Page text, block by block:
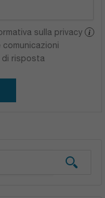
sulla privacy i
comunicazioni
di risposta